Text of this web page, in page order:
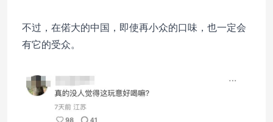
不过，在偌大的中国，即使再小众的口味，也一定会
有它的受众。